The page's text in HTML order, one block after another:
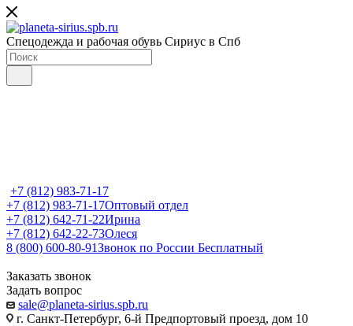
Спецодежда и рабочая обувь Сириус в Спб
+7 (812) 983-71-17
+7 (812) 983-71-17Оптовый отдел
+7 (812) 642-71-22Ирина
+7 (812) 642-22-73Олеся
8 (800) 600-80-91Звонок по России Бесплатный
Заказать звонок
Задать вопрос
sale@planeta-sirius.spb.ru
г. Санкт-Петербург, 6-й Предпортовый проезд, дом 10